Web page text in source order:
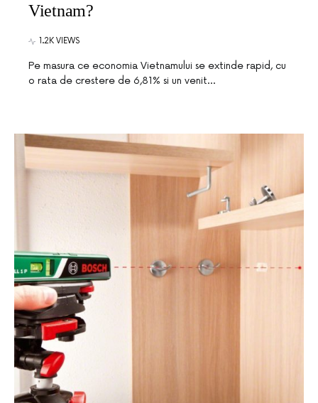
Vietnam?
1.2K VIEWS
Pe masura ce economia Vietnamului se extinde rapid, cu
o rata de crestere de 6,81% si un venit…